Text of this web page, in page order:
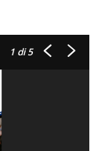
1 di 5